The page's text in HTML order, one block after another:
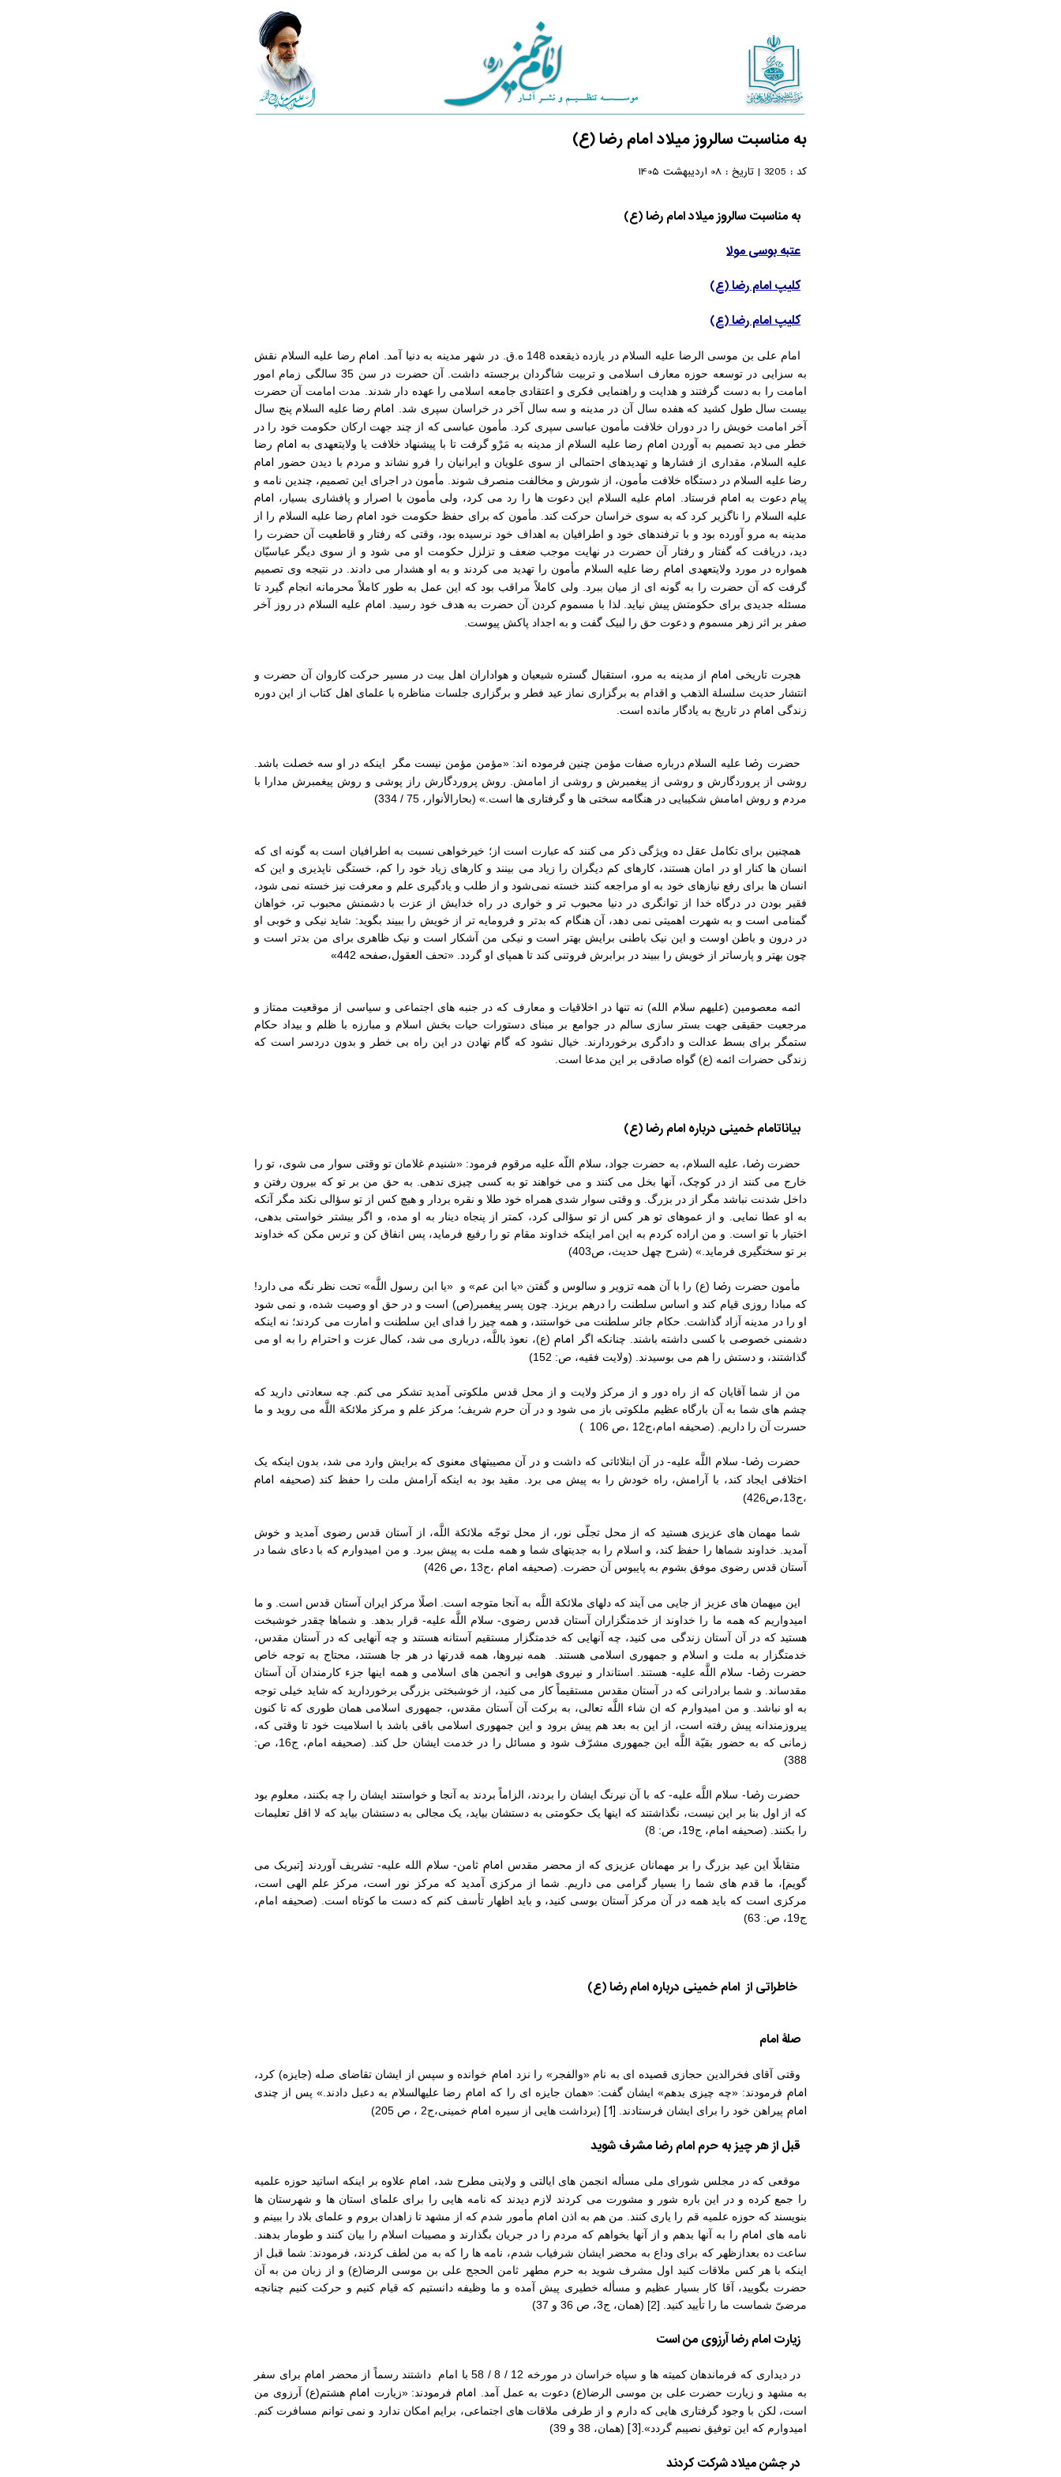
به مناسبت سالروز میلاد امام رضا (ع)
کد : 3205
| تاریخ : 08 اردیبهشت 1405
به مناسبت سالروز میلادامام رضا (ع)
عتبه بوسی مولا
کلیپ امام رضا (ع)
کلیپ امام رضا (ع)
امام علی بن موسی الرضا علیه السلام در یازده ذیقعده 148 ه.ق. در شهر مدینه به دنیا آمد. امام رضا علیه السلام نقش
به سزایی در توسعه حوزه معارف اسلامی و تربیت شاگردان برجسته داشت. آن حضرت در سن 35 سالگی زمام امور
امامت را به دست گرفتند و هدایت و راهنمایی فکری و اعتقادی جامعه اسلامی را عهده دار شدند. مدت امامت آن حضرت
بیست سال طول کشید که هفده سال آن در مدینه و سه سال آخر در خراسان سپری شد.
امام رضا علیه السلام پنج سال
آخر امامت خویش را در دوران خلافت مأمون عباسی سپری کرد. مأمون عباسی که از چند جهت ارکان حکومت خود را در
خطر می دید تصمیم به آوردن امام رضا علیه السلام از مدینه به مَرْو گرفت تا با پیشنهاد خلافت یا ولایتعهدی به امام رضا
علیه السلام، مقداری از فشارها و تهدیدهای احتمالی از سوی علویان و ایرانیان را فرو نشاند و مردم با دیدن حضور امام
رضا علیه السلام در دستگاه خلافت مأمون، از شورش و مخالفت منصرف شوند. مأمون در اجرای این تصمیم، چندین نامه و
پیام دعوت به امام فرستاد. امام علیه السلام این دعوت ها را رد می کرد، ولی مأمون با اصرار و پافشاری بسیار، امام
علیه السلام را ناگزیر کرد که به سوی خراسان حرکت کند. مأمون که برای حفظ حکومت خودامام رضا علیه السلام را از
مدینه به مرو آورده بود و با ترفندهای خود و اطرافیان به اهداف خود نرسیده بود، وقتی که رفتار و قاطعیت آن حضرت را
دید، دریافت که گفتار و رفتار آن حضرت در نهایت موجب ضعف و تزلزل حکومت او می شود و از سوی دیگر عباسیّان
همواره در مورد ولایتعهدی امام رضا علیه السلام مأمون را تهدید می کردند و به او هشدار می دادند. در نتیجه وی تصمیم
گرفت که آن حضرت را به گونه ای از میان ببرد. ولی کاملاً مراقب بود که این عمل به طور کاملاً محرمانه انجام گیرد تا
مسئله جدیدی برای حکومتش پیش نیاید. لذا با مسموم کردن آن حضرت به هدف خود رسید.
امام علیه السلام در روز آخر
صفر بر اثر زهر مسموم و دعوت حق را لبیک گفت و به اجداد پاکش پیوست.
هجرت تاریخی امام از مدینه به مرو، استقبال گستره شیعیان و هواداران اهل بیت در مسیر حرکت کاروان آن حضرت و
انتشار حدیث سلسلة الذهب و اقدام به برگزاری نماز عید فطر و برگزاری جلسات مناظره با علمای اهل کتاب از این دوره
زندگی امام در تاریخ به یادگار مانده است.
حضرت رضا علیه السلام درباره صفات مؤمن چنین فرموده اند: «مؤمن مؤمن نیست مگر اینکه در او سه خصلت باشد.
روشی از پروردگارش و روشی از پیغمبرش و روشی از امامش. روش پروردگارش راز پوشی و روش پیغمبرش مدارا با
مردم و روش امامش شکیبایی در هنگامه سختی ها و گرفتاری ها است.» (بحارالأنوار، 75 / 334)
همچنین برای تکامل عقل ده ویژگی ذکر می کنند که عبارت است از؛ خیرخواهی نسبت به اطرافیان است به گونه ای که
انسان ها کنار او در امان هستند، کارهای کم دیگران را زیاد می‌ بینند و کارهای زیاد خود را کم، خستگی ناپذیری و این که
انسان ها برای رفع نیازهای خود به او مراجعه کنند خسته نمی‌شود و از طلب و یادگیری علم و معرفت نیز خسته نمی شود،
فقیر بودن در درگاه خدا از توانگری در دنیا محبوب تر و خواری در راه خدایش از عزت با دشمنش محبوب‌ تر، خواهان
گمنامی است و به شهرت اهمیتی نمی دهد، آن هنگام که بدتر و فرومایه‌ تر از خویش را ببیند بگوید: شاید نیکی و خوبی او
در درون و باطن اوست و این نیک باطنی برایش بهتر است و نیکی من آشکار است و نیک ظاهری برای من بدتر است و
چون بهتر و پارساتر از خویش را ببیند در برابرش فروتنی کند تا همپای او گردد. «تحف العقول،صفحه 442»
ائمه معصومین (علیهم سلام الله) نه تنها در اخلاقیات و معارف که در جنبه های اجتماعی و سیاسی از موقعیت ممتاز و
مرجعیت حقیقی جهت بستر سازی سالم در جوامع بر مبنای دستورات حیات بخش اسلام و مبارزه با ظلم و بیداد حکام
ستمگر برای بسط عدالت و دادگری برخوردارند. خیال نشود که گام نهادن در این راه بی خطر و بدون دردسر است که
زندگی حضرات ائمه (ع) گواه صادقی بر این مدعا است.
بیاناتامام خمینی درباره امام رضا (ع)
حضرت رضا، علیه السلام، به حضرت جواد، سلام اللّه علیه مرقوم فرمود: «شنیدم غلامان تو وقتی سوار می ‏شوی، تو را
خارج می‏ کنند از در کوچک، آنها بخل می‏ کنند و می ‏خواهند تو به کسی چیزی ندهی. به حق من بر تو که بیرون رفتن و
داخل شدنت نباشد مگر از در بزرگ. و وقتی سوار شدی همراه خود طلا و نقره بردار و هیچ کس از تو سؤالی نکند مگر آنکه
به او عطا نمایی. و از عموهای تو هر کس از تو سؤالی کرد، کمتر از پنجاه دینار به او مده، و اگر بیشتر خواستی بدهی،
اختیار با تو است. و من اراده کردم به این امر اینکه خداوند مقام تو را رفیع فرماید، پس انفاق کن و ترس مکن که خداوند
بر تو سختگیری فرماید.» (شرح چهل حدیث، ص403)
مأمون حضرت رضا (ع) را با آن همه تزویر و سالوس و گفتن «یا ابن عم» و «یا ابن رسول اللَّه» تحت نظر نگه می ‏دارد!
که مبادا روزی قیام کند و اساس سلطنت را درهم بریزد. چون پسر پیغمبر(ص) است و در حق او وصیت شده، و نمی‏ شود
او را در مدینه آزاد گذاشت. حکام جائر سلطنت می‏ خواستند، و همه چیز را فدای این سلطنت و امارت می ‏کردند؛ نه اینکه
دشمنی خصوصی با کسی داشته باشند. چنانکه اگر امام (ع)، نعوذ باللَّه، درباری می ‏شد، کمال عزت و احترام را به او می‏
گذاشتند، و دستش را هم می‏ بوسیدند. (ولایت فقیه، ص: 152)
من از شما آقایان که از راه دور و از مرکز ولایت و از محل قدس ملکوتی آمدید تشکر می ‏کنم. چه سعادتی دارید که
چشم های شما به آن بارگاه عظیم ملکوتی باز می ‏شود و در آن حرم شریف؛ مرکز علم و مرکز ملائکة اللَّه می ‏روید و ما
حسرت آن را داریم‏. (صحیفه امام،ج‏12 ،ص 106 )
حضرت رضا- سلام اللَّه علیه- در آن ابتلائاتی که داشت و در آن مصیبتهای معنوی که برایش وارد می ‏شد، بدون اینکه یک
اختلافی ایجاد کند، با آرامش، راه خودش را به پیش می ‏برد. مقید بود به اینکه آرامش ملت را حفظ کند (صحیفه امام
،ج‏13،ص426)
شما مهمان های عزیزی هستید که از محل تجلّی نور، از محل توجّه ملائکة اللَّه، از آستان قدس رضوی آمدید و خوش
آمدید. خداوند شماها را حفظ کند، و اسلام را به جدیتهای شما و همه ملت به پیش ببرد. و من امیدوارم که با دعای شما در
آستان قدس رضوی موفق بشوم به پایبوس آن حضرت. (صحیفه امام ،ج‏13 ،ص 426)
این میهمان های عزیز از جایی می ‏آیند که دلهای ملائکة اللَّه به آنجا متوجه است. اصلًا مرکز ایران آستان قدس است. و ما
امیدواریم که همه ما را خداوند از خدمتگزاران آستان قدس رضوی- سلام اللَّه علیه- قرار بدهد. و شماها چقدر خوشبخت
هستید که در آن آستان زندگی می ‏کنید، چه آنهایی که خدمتگزار مستقیم آستانه هستند و چه آنهایی که در آستان مقدس،
خدمتگزار به ملت و اسلام و جمهوری اسلامی هستند. همه نیروها، همه قدرتها در هر جا هستند، محتاج به توجه خاص
حضرت رضا- سلام اللَّه علیه- هستند. استاندار و نیروی هوایی و انجمن های اسلامی و همه اینها جزء کارمندان آن آستان
مقدس‏اند. و شما برادرانی که در آستان مقدس مستقیماً کار می‏ کنید، از خوشبختی بزرگی برخوردارید که شاید خیلی توجه
به او نباشد. و من امیدوارم که ان شاء اللَّه تعالی، به برکت آن آستان مقدس، جمهوری اسلامی همان طوری که تا کنون
پیروزمندانه پیش رفته است، از این به بعد هم پیش برود و این جمهوری اسلامی باقی باشد با اسلامیت خود تا وقتی که،
زمانی که به حضور بقیّة اللَّه این جمهوری مشرّف شود و مسائل را در خدمت ایشان حل کند. (صحیفه امام، ج‏16، ص:
388)
حضرت رضا- سلام اللَّه علیه- که با آن نیرنگ ایشان را بردند، الزاماً بردند به آنجا و خواستند ایشان را چه بکنند، معلوم بود
که از اول بنا بر این نیست، نگذاشتند که اینها یک‏ حکومتی به دستشان بیاید، یک مجالی به دستشان بیاید که لا اقل تعلیمات
را بکنند. (صحیفه امام، ج‏19، ص: 8)
متقابلًا این عید بزرگ را بر مهمانان عزیزی که از محضر مقدس امامثامن- سلام الله علیه- تشریف آوردند [تبریک می
‏گویم‏]، ما قدم ‏های شما را بسیار گرامی می‏ داریم. شما از مرکزی آمدید که مرکز نور است، مرکز علم الهی است،
مرکزی است که باید همه در آن مرکز آستان بوسی کنید، و باید اظهار تأسف کنم که دست ما کوتاه است‏. (صحیفه امام،
ج‏19، ص: 63)
خاطراتی از امام خمینی درباره امام رضا (ع)
صلۀ امام
وقتی آقای فخرالدین حجازی قصیده ‏ای به نام «والفجر» را نزد امام خوانده و سپس از ایشان تقاضای صله (جایزه) کرد،
امام فرمودند: «چه چیزی بدهم» ایشان گفت: «همان جایزه ‏ای را که امام رضا علیه‏السلام به دعبل دادند.» پس از چندی
امام پیراهن خود را برای ایشان فرستادند. [1] (برداشت هایی از سیره امام خمینی،ج2 ، ص 205)
قبل از هر چیز به حرم امام رضا مشرف شوید
موقعی که در مجلس شورای ملی مسأله انجمن های ایالتی و ولایتی مطرح شد، امام علاوه بر اینکه اساتید حوزه علمیه
را جمع کرده و در این باره شور و مشورت می ‏کردند لازم دیدند که نامه ‏هایی را برای علمای استان ها و شهرستان ها
بنویسند که حوزه علمیه قم را یاری کنند. من هم به اذن امام مأمور شدم که از مشهد تا زاهدان بروم و علمای بلاد را ببینم و
نامه ‏های امام را به آنها بدهم و از آنها بخواهم که مردم را در جریان بگذارند و مصیبات اسلام را بیان کنند و طومار بدهند.
ساعت ده بعدازظهر که برای وداع به محضر ایشان شرفیاب شدم، نامه ‏ها را که به من لطف کردند، فرمودند: شما قبل از
اینکه با هر کس ملاقات کنید اول مشرف شوید به حرم مطهر ثامن الحجج علی بن موسی الرضا(ع) و از زبان من به آن
حضرت بگویید، آقا کار بسیار عظیم و مسأله خطیری پیش آمده و ما وظیفه دانستیم که قیام کنیم و حرکت کنیم چنانچه
مرضیّ شماست ما را تأیید کنید. [2] (همان، ج3، ص 36 و 37)
زیارت امام رضا آرزوی من است
در دیداری که فرماندهان کمیته‏ ها و سپاه خراسان در مورخه 12 / 8 / 58 با امام داشتند رسماً از محضر امام برای سفر
به مشهد و زیارت حضرت علی بن موسی الرضا(ع) دعوت به عمل آمد.
امام فرمودند: «زیارت امامهشتم(ع) آرزوی من
است، لکن با وجود گرفتاری هایی که دارم و از طرفی ملاقات های اجتماعی، برایم امکان ندارد و نمی‏ توانم مسافرت کنم.
امیدوارم که این توفیق نصیبم گردد». [3] (همان، 38 و 39)
در جشن میلاد شرکت کردند